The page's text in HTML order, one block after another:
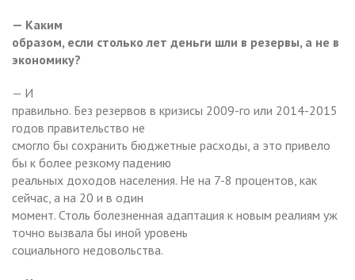
— Каким
образом, если столько лет деньги шли в резервы, а не в
экономику?
— И
правильно. Без резервов в кризисы 2009-го или 2014-2015
годов правительство не
смогло бы сохранить бюджетные расходы, а это привело
бы к более резкому падению
реальных доходов населения. Не на 7-8 процентов, как
сейчас, а на 20 и в один
момент. Столь болезненная адаптация к новым реалиям уж
точно вызвала бы иной уровень
социального недовольства.